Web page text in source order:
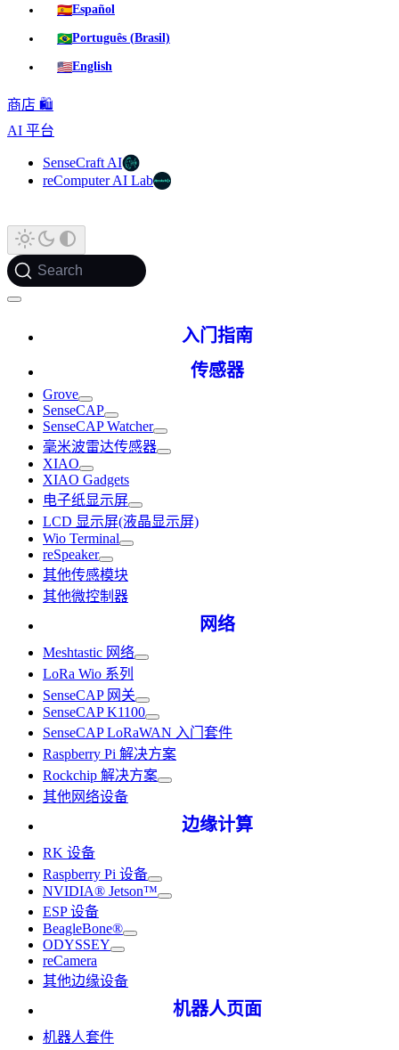
🇪🇸Español
🇧🇷Português (Brasil)
🇺🇸English
商店 🛍️
AI 平台
SenseCraft AI
reComputer AI Lab
Search
入门指南
传感器
Grove
SenseCAP
SenseCAP Watcher
毫米波雷达传感器
XIAO
XIAO Gadgets
电子纸显示屏
LCD 显示屏(液晶显示屏)
Wio Terminal
reSpeaker
其他传感模块
其他微控制器
网络
Meshtastic 网络
LoRa Wio 系列
SenseCAP 网关
SenseCAP K1100
SenseCAP LoRaWAN 入门套件
Raspberry Pi 解决方案
Rockchip 解决方案
其他网络设备
边缘计算
RK 设备
Raspberry Pi 设备
NVIDIA® Jetson™
ESP 设备
BeagleBone®
ODYSSEY
reCamera
其他边缘设备
机器人页面
机器人套件